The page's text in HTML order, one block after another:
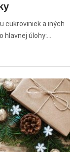
cukroviniek a iných
hlavnej úlohy:
že
– je potrebné sa
kompromisov, ale
kuchyne nepatrí.
k pokožke